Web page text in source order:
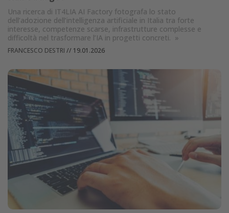
Una ricerca di IT4LIA AI Factory fotografa lo stato
dell’adozione dell’intelligenza artificiale in Italia tra forte
interesse, competenze scarse, infrastrutture complesse e
difficoltà nel trasformare l’IA in progetti concreti. »
FRANCESCO DESTRI // 19.01.2026